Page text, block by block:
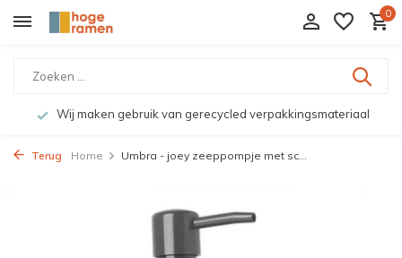
0
Wij maken gebruik van gerecycled verpakkingsmateriaal
Terug Home Umbra - joey zeeppompje met sc...